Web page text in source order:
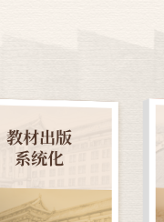
教材出版
系统化